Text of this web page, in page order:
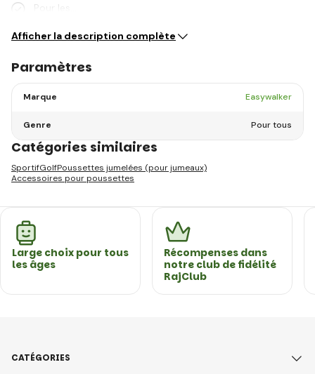
Pour les…
Afficher la description complète
Paramètres
Marque Easywalker
Genre Pour tous
Catégories similaires
SportifGolfPoussettes jumelées (pour jumeaux)
Accessoires pour poussettes
Large choix pour tous
les âges
Récompenses dans
notre club de fidélité
RajClub
CATÉGORIES